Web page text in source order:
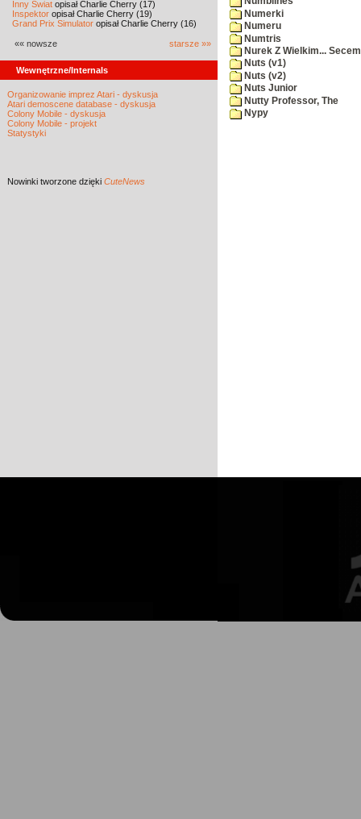
Inny Świat opisał Charlie Cherry (17)
Inspektor opisał Charlie Cherry (19)
Grand Prix Simulator opisał Charlie Cherry (16)
«« nowsze starsze »»
Wewnętrzne/Internals
Organizowanie imprez Atari - dyskusja
Atari demoscene database - dyskusja
Colony Mobile - dyskusja
Colony Mobile - projekt
Statystyki
Nowinki tworzone dzięki CuteNews
Numerki
Numeru
Numtris
Nurek Z Wielkim...
Nuts (v1)
Nuts (v2)
Nuts Junior
Nutty Professor, The
Nypy